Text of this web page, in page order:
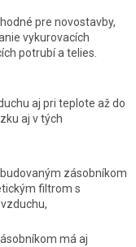
pre novostavby,
vykurovacích
potrubí a telies.
aj pri teplote až do
aj v tých
zásobníkom
filtrom s
má aj